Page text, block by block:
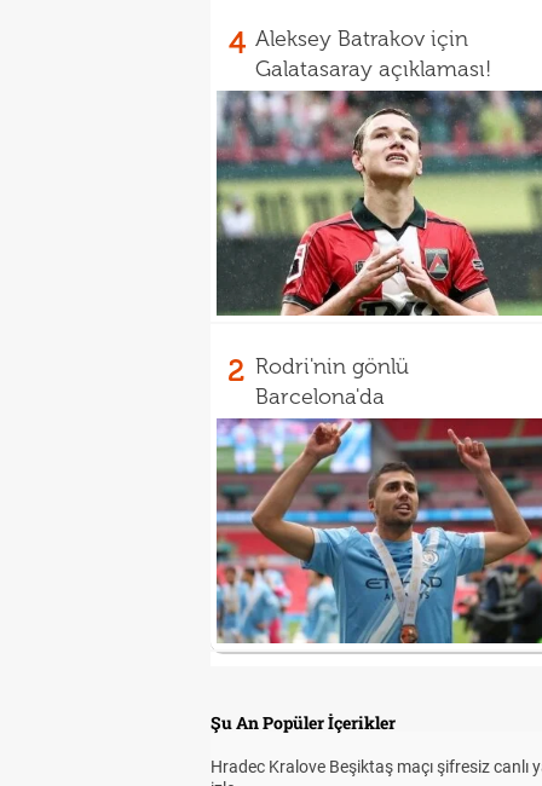
4 Aleksey Batrakov için
Galatasaray açıklaması!
2 Rodri'nin gönlü
Barcelona'da
Şu An Popüler İçerikler
Hradec Kralove Beşiktaş maçı şifresiz canlı